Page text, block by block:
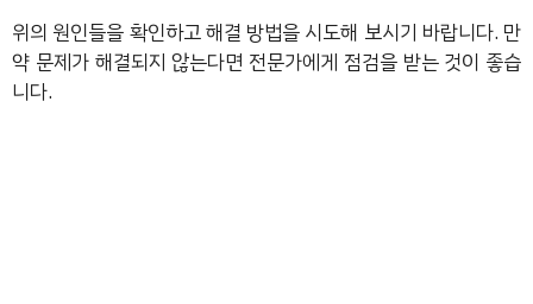
위의 원인들을 확인하고 해결 방법을 시도해 보시기 바랍니다. 만
약 문제가 해결되지 않는다면 전문가에게 점검을 받는 것이 좋습
니다.